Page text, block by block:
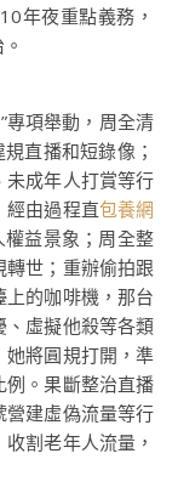
年夜重點義務，
項舉動，周全清
直播和短錄像；
未成年人打賞等行
經由過程直包養網
權益景象；周全整
轉世；重辦偷拍跟
的咖啡機，那台
、虛擬他殺等各類
她將圓規打開，準
例。果斷整治直播
營建虛偽流量等行
割老年人流量，